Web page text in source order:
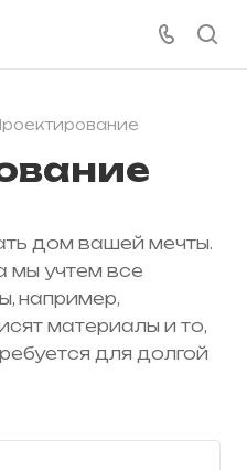
дом вашей мечты.
мы учтем все
например,
материалы и то,
для долгой